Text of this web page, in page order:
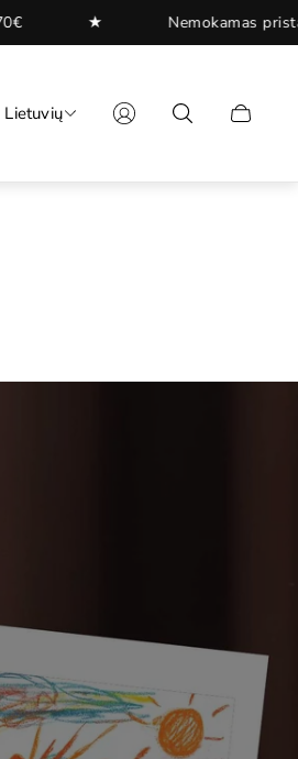
★ Nemokamas pristatymas
Lietuvių